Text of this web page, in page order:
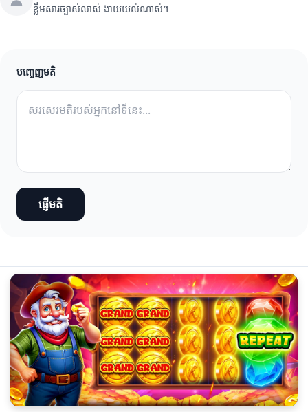
ខ្លឹមសារច្បាស់លាស់ ងាយយល់ណាស់។
បញ្ចេញមតិ
ផ្ញើមតិ